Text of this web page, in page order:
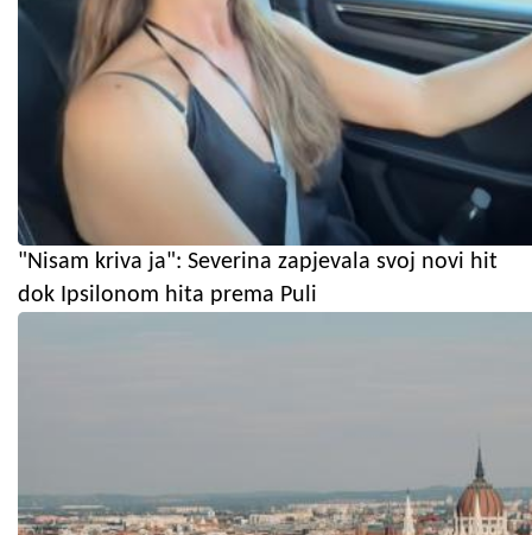
"Nisam kriva ja": Severina zapjevala svoj novi hit
dok Ipsilonom hita prema Puli